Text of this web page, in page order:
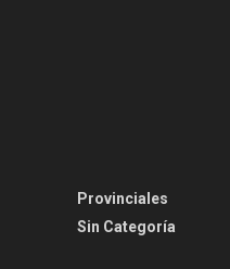
Provinciales
Sin Categoría